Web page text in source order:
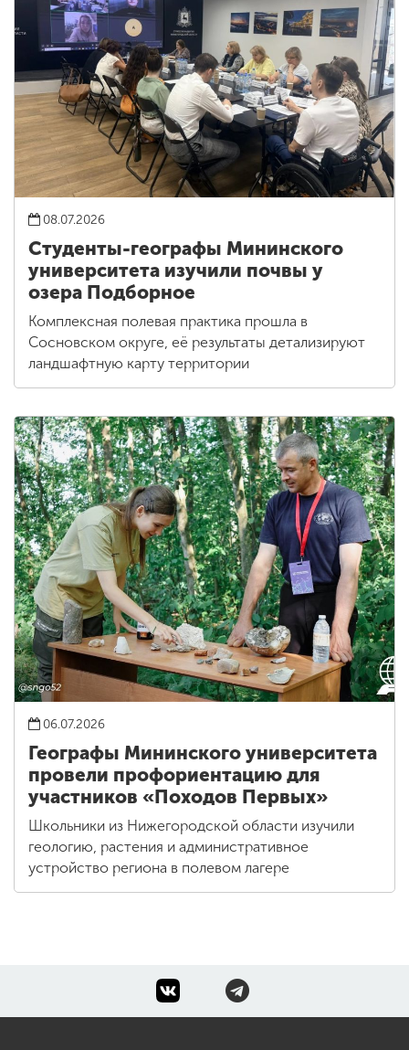
08.07.2026
Студенты-географы Мининского
университета изучили почвы у
озера Подборное
Комплексная полевая практика прошла в
Сосновском округе, её результаты детализируют
ландшафтную карту территории
06.07.2026
Географы Мининского университета
провели профориентацию для
участников «Походов Первых»
Школьники из Нижегородской области изучили
геологию, растения и административное
устройство региона в полевом лагере